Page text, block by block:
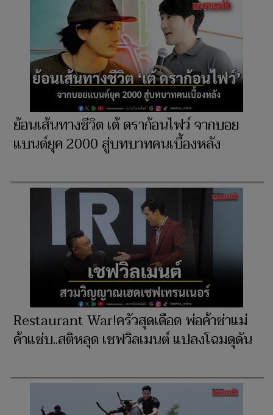
ย้อนเส้นทางชีวิต เต้ ดราก้อนไฟว์ จากบอย
แบนด์ยุค 2000 สู่บทบาทคนเบื้องหลัง
Restaurant War!ครัวสุดเดือด พ่อค้าซ่าแม่
ค้าแซ่บ..สติหลุด เชฟวิลเมนต์ แปลงโฉมดุดัน